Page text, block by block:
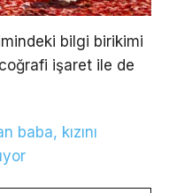
bilgi birikimi
işaret ile de
baba, kızını